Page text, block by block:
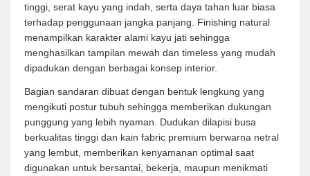
tinggi, serat kayu yang indah, serta daya tahan luar biasa
terhadap penggunaan jangka panjang. Finishing natural
menampilkan karakter alami kayu jati sehingga
menghasilkan tampilan mewah dan timeless yang mudah
dipadukan dengan berbagai konsep interior.
Bagian sandaran dibuat dengan bentuk lengkung yang
mengikuti postur tubuh sehingga memberikan dukungan
punggung yang lebih nyaman. Dudukan dilapisi busa
berkualitas tinggi dan kain fabric premium berwarna netral
yang lembut, memberikan kenyamanan optimal saat
digunakan untuk bersantai, bekerja, maupun menikmati